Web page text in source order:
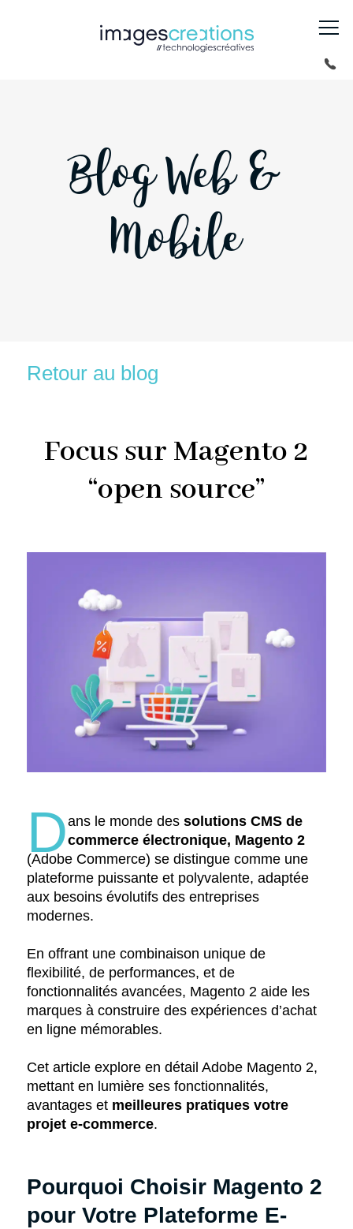
Blog Web &
Mobile
Retour au blog
Focus sur Magento 2
“open source”
Dans le monde des solutions CMS de
commerce électronique, Magento 2
(Adobe Commerce) se distingue comme une
plateforme puissante et polyvalente, adaptée
aux besoins évolutifs des entreprises
modernes.
En offrant une combinaison unique de
flexibilité, de performances, et de
fonctionnalités avancées, Magento 2 aide les
marques à construire des expériences d’achat
en ligne mémorables.
Cet article explore en détail Adobe Magento 2,
mettant en lumière ses fonctionnalités,
avantages et meilleures pratiques votre
projet e-commerce.
Pourquoi Choisir Magento 2
pour Votre Plateforme E-